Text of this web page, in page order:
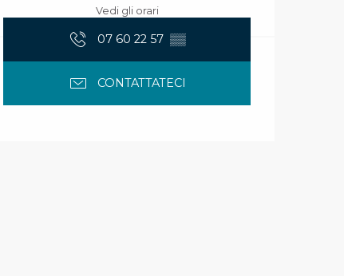
Vedi gli orari
07 60 22 57 ▒▒
CONTATTATECI